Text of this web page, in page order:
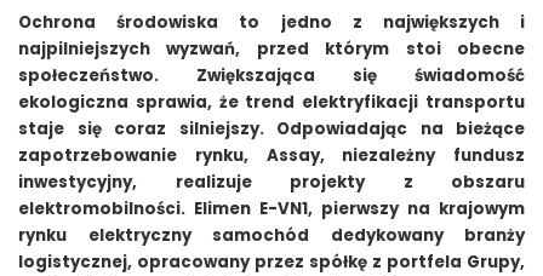
Ochrona środowiska to jedno z największych i
najpilniejszych wyzwań, przed którym stoi obecne
społeczeństwo. Zwiększająca się świadomość
ekologiczna sprawia, że trend elektryfikacji transportu
staje się coraz silniejszy. Odpowiadając na bieżące
zapotrzebowanie rynku, Assay, niezależny fundusz
inwestycyjny, realizuje projekty z obszaru
elektromobilności. Elimen E-VN1, pierwszy na krajowym
rynku elektryczny samochód dedykowany branży
logistycznej, opracowany przez spółkę z portfela Grupy,